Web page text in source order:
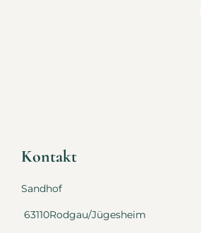
Kontakt
Sandhof
63110Rodgau/Jügesheim